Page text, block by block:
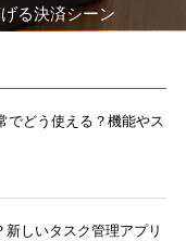
る決済シーン
でどう使える？機能やス
しいタスク管理アプリ